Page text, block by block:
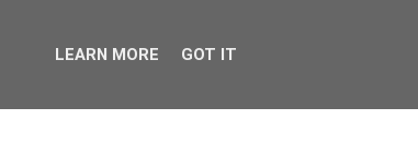
LEARN MORE GOT IT